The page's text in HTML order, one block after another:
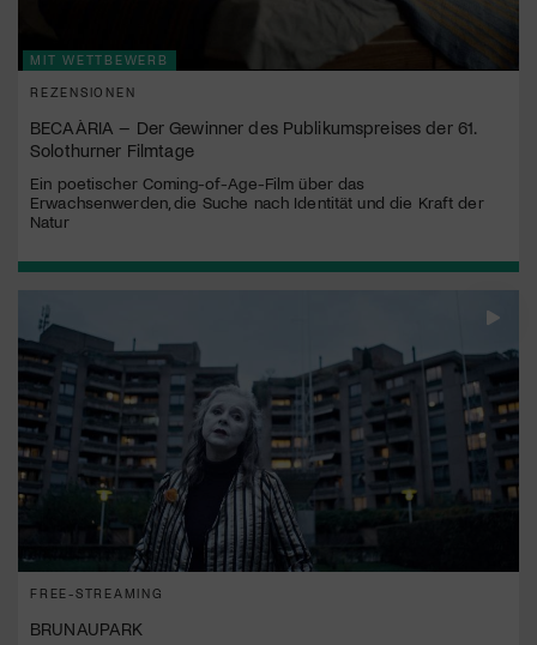
MIT WETTBEWERB
REZENSIONEN
BECAÀRIA – Der Gewinner des Publikumspreises der 61.
Solothurner Filmtage
Ein poetischer Coming-of-Age-Film über das
Erwachsenwerden, die Suche nach Identität und die Kraft der
Natur
FREE-STREAMING
BRUNAUPARK